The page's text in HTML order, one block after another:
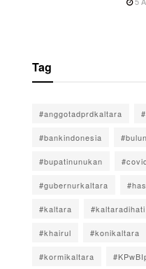
Tag
#anggotadprdkaltara
#bankindonesia
#bupatinunukan
#gubernurkaltara
#kaltara #kaltaradihati
#khairul #konikaltara
#kormikaltara